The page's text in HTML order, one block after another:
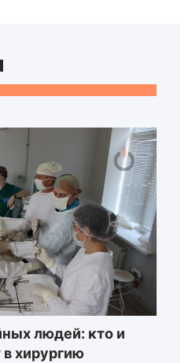
людей: кто и
хирургию